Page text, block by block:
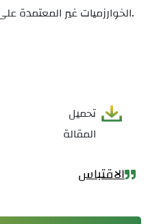
الخوارزميات غير المعتمدة على المدى، خطأ تحديد الموقع.
تحميل
المقالة
الاقتباس